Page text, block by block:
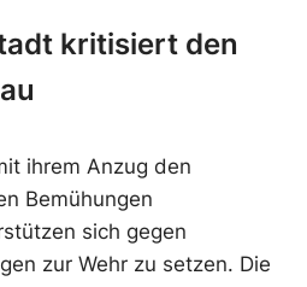
kritisiert den
ihrem Anzug den
Bemühungen
sich gegen
zur Wehr zu setzen. Die